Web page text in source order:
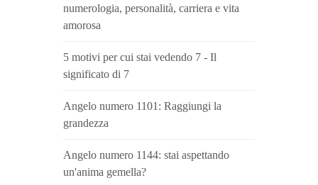
numerologia, personalità, carriera e vita
amorosa
5 motivi per cui stai vedendo 7 - Il
significato di 7
Angelo numero 1101: Raggiungi la
grandezza
Angelo numero 1144: stai aspettando
un'anima gemella?